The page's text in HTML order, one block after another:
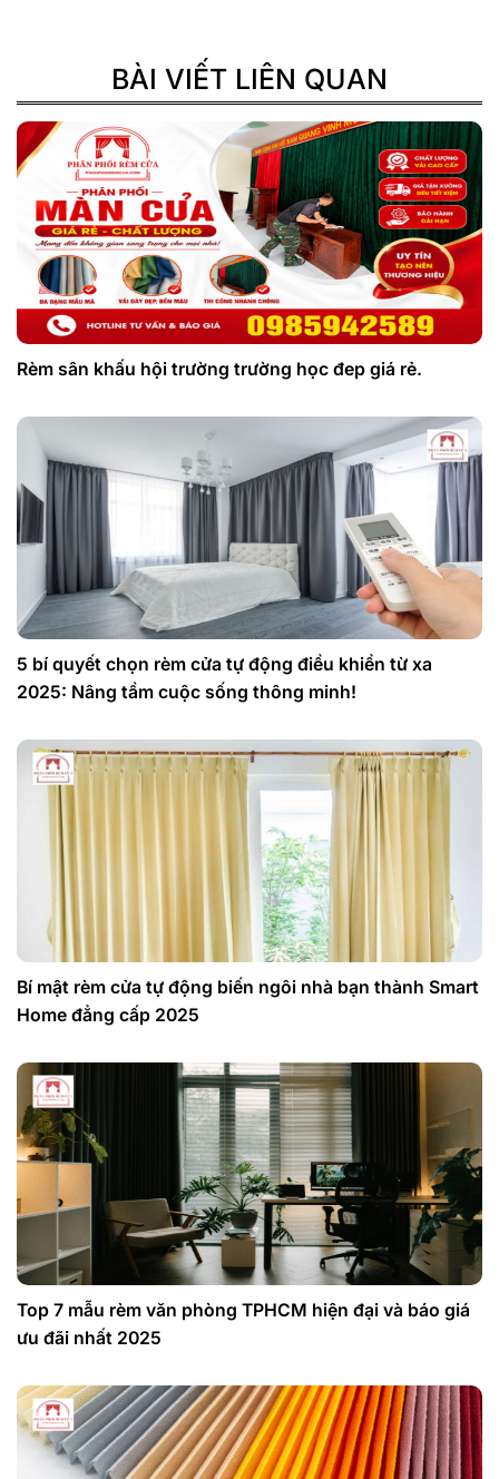
BÀI VIẾT LIÊN QUAN
Rèm sân khấu hội trường trường học đep giá rẻ.
5 bí quyết chọn rèm cửa tự động điều khiển từ xa
2025: Nâng tầm cuộc sống thông minh!
Bí mật rèm cửa tự động biến ngôi nhà bạn thành Smart
Home đẳng cấp 2025
Top 7 mẫu rèm văn phòng TPHCM hiện đại và báo giá
ưu đãi nhất 2025